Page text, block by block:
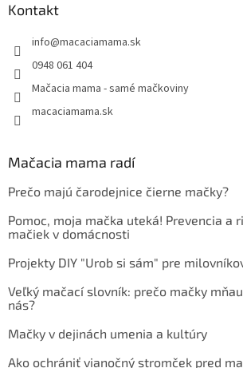
Kontakt
info@macaciamama.sk
0948 061 404
Mačacia mama - samé mačkoviny
macaciamama.sk
Mačacia mama radí
Prečo majú čarodejnice čierne mačky?
Pomoc, moja mačka uteká! Prevencia a
mačiek v domácnosti
Projekty DIY "Urob si sám" pre
Veľký mačací slovník: prečo mačky
nás?
Mačky v dejinách umenia a kultúry
Ako ochrániť vianočný stromček pred